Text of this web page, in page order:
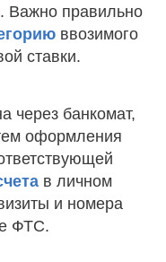
. Важно правильно
ввозимого
ставки.
через банкомат,
оформления
в личном
и номера
ФТС.